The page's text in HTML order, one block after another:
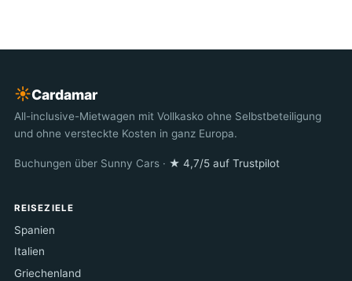
☀︎Cardamar
All-inclusive-Mietwagen mit Vollkasko ohne Selbstbeteiligung
und ohne versteckte Kosten in ganz Europa.
Buchungen über Sunny Cars · ★ 4,7/5 auf Trustpilot
REISEZIELE
Spanien
Italien
Griechenland